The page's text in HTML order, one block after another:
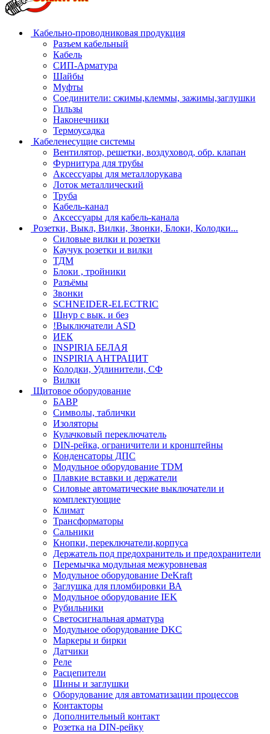
Кабельно-проводниковая продукция
Разъем кабельный
Кабель
СИП-Арматура
Шайбы
Муфты
Соединители: сжимы,клеммы, зажимы,заглушки
Гильзы
Наконечники
Термоусадка
Кабеленесущие системы
Вентилятор, решетки, воздуховод, обр. клапан
Фурнитура для трубы
Аксессуары для металлорукава
Лоток металлический
Труба
Кабель-канал
Аксессуары для кабель-канала
Розетки, Выкл, Вилки, Звонки, Блоки, Колодки...
Силовые вилки и розетки
Каучук розетки и вилки
ТДМ
Блоки , тройники
Разъёмы
Звонки
SCHNEIDER-ELECTRIC
Шнур с вык. и без
!Выключатели ASD
ИЕК
INSPIRIA БЕЛАЯ
INSPIRIA АНТРАЦИТ
Колодки, Удлинители, СФ
Вилки
Щитовое оборудование
БАВР
Символы, таблички
Изоляторы
Кулачковый переключатель
DIN-рейка, ограничители и кронштейны
Конденсаторы ДПС
Модульное оборудование TDM
Плавкие вставки и держатели
Силовые автоматические выключатели и
комплектующие
Климат
Трансформаторы
Сальники
Кнопки, переключатели,корпуса
Держатель под предохранитель и предохранители
Перемычка модульная межуровневая
Модульное оборудование DeKraft
Заглушка для пломбировки ВА
Модульное оборудование IEK
Рубильники
Светосигнальная арматура
Модульное оборудование DKC
Маркеры и бирки
Датчики
Реле
Расцепители
Шины и заглушки
Оборудование для автоматизации процессов
Контакторы
Дополнительный контакт
Розетка на DIN-рейку